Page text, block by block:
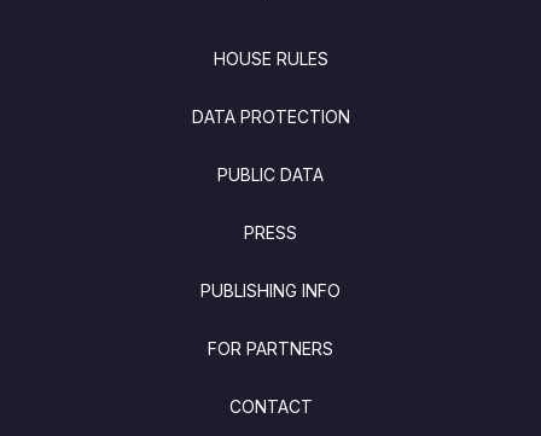
HOUSE RULES
DATA PROTECTION
PUBLIC DATA
PRESS
PUBLISHING INFO
FOR PARTNERS
CONTACT